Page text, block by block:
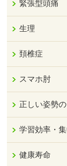
緊張型頭痛
生理
頚椎症
スマホ肘
正しい姿勢
学習効率・
健康寿命